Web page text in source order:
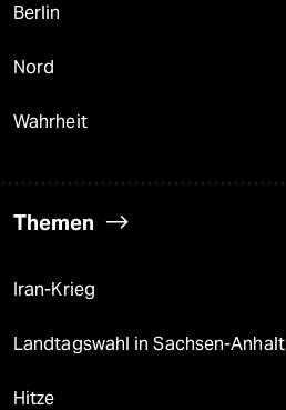
Berlin
Nord
Wahrheit
Themen
Iran-Krieg
Landtagswahl in Sachsen-Anhalt
Hitze